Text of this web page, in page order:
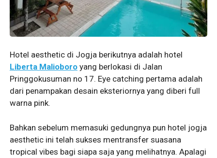
Hotel aesthetic di Jogja berikutnya adalah hotel
Liberta Malioboro yang berlokasi di Jalan
Pringgokusuman no 17. Eye catching pertama adalah
dari penampakan desain eksteriornya yang diberi full
warna pink.
Bahkan sebelum memasuki gedungnya pun hotel jogja
aesthetic ini telah sukses mentransfer suasana
tropical vibes bagi siapa saja yang melihatnya. Apalagi